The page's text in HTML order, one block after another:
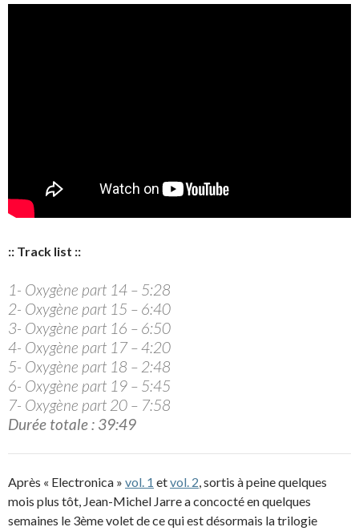
:: Track list ::
1- Oxygène part 14 – 5:28
2- Oxygène part 15 – 6:40
3- Oxygène part 16 – 6:50
4- Oxygène part 17 – 4:20
5- Oxygène part 18 – 2:48
6- Oxygène part 19 – 5:45
7- Oxygène part 20 – 7:58
Durée totale : 39:49
Après « Electronica » vol. 1 etvol. 2, sortis à peine quelques
mois plus tôt, Jean-Michel Jarre a concocté en quelques
semaines le 3ème volet de ce qui est désormais la trilogie